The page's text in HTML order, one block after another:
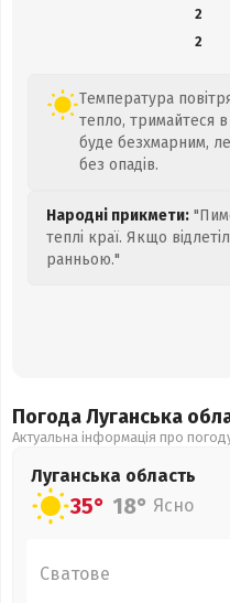
2
2
Температура
тепло, тримайтеся
буде безхмарним,
без опадів.
Народні прикмети:
теплі краї. Якщо
ранньою."
Погода Луганська
Актуальна інформація про
Луганська область
35° 18° Ясно
Сватове